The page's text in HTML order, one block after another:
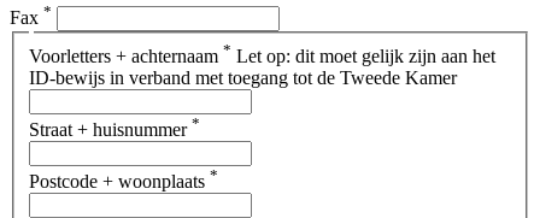
Fax *
Voorletters + achternaam * Let op: dit moet gelijk zijn aan het
ID-bewijs in verband met toegang tot de Tweede Kamer
Straat + huisnummer *
Postcode + woonplaats *